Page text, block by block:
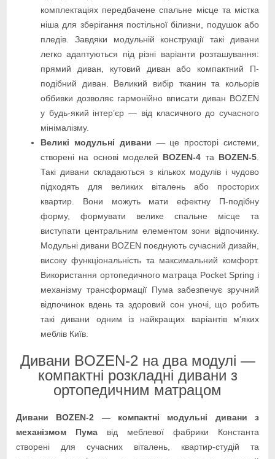
комплектаціях передбачене спальне місце та містка
ніша для зберігання постільної білизни, подушок або
пледів. Завдяки модульній конструкції такі дивани
легко адаптуються під різні варіанти розташування:
прямий диван, кутовий диван або компактний П-
подібний диван. Великий вибір тканин та кольорів
оббивки дозволяє гармонійно вписати диван BOZEN
у будь-який інтер’єр — від класичного до сучасного
мінімалізму.
Великі модульні дивани — це просторі системи,
створені на основі моделей BOZEN-4 та BOZEN-5.
Такі дивани складаються з кількох модулів і чудово
підходять для великих віталень або просторих
квартир. Вони можуть мати ефектну П-подібну
форму, формувати велике спальне місце та
виступати центральним елементом зони відпочинку.
Модульні дивани BOZEN поєднують сучасний дизайн,
високу функціональність та максимальний комфорт.
Використання ортопедичного матраца Pocket Spring і
механізму трансформації Пума забезпечує зручний
відпочинок вдень та здоровий сон уночі, що робить
такі дивани одним із найкращих варіантів м’яких
меблів Київ.
Дивани BOZEN-2 на два модулі —
компактні розкладні дивани з
ортопедичним матрацом
Дивани BOZEN-2 — компактні модульні дивани з
механізмом Пума від меблевої фабрики Константа
створені для сучасних віталень, квартир-студій та